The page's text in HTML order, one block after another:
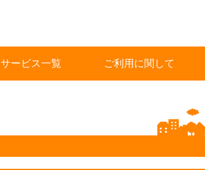
サービス一覧 ご利用に関して